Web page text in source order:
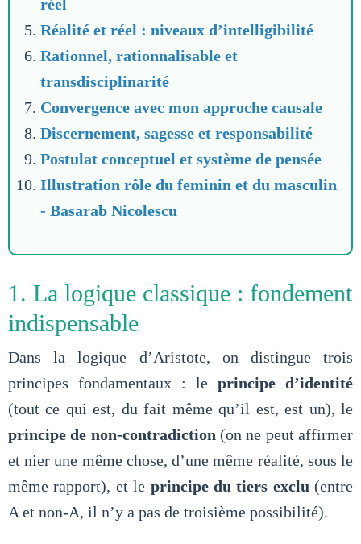
réel
Réalité et réel : niveaux d’intelligibilité
Rationnel, rationnalisable et
transdisciplinarité
Convergence avec mon approche causale
Discernement, sagesse et responsabilité
Postulat conceptuel et système de pensée
Illustration rôle du feminin et du masculin
- Basarab Nicolescu
1. La logique classique : fondement
indispensable
Dans la logique d’Aristote, on distingue trois
principes fondamentaux : le principe d’identité
(tout ce qui est, du fait même qu’il est, est un), le
principe de non-contradiction (on ne peut affirmer
et nier une même chose, d’une même réalité, sous le
même rapport), et le principe du tiers exclu (entre
A et non-A, il n’y a pas de troisième possibilité).